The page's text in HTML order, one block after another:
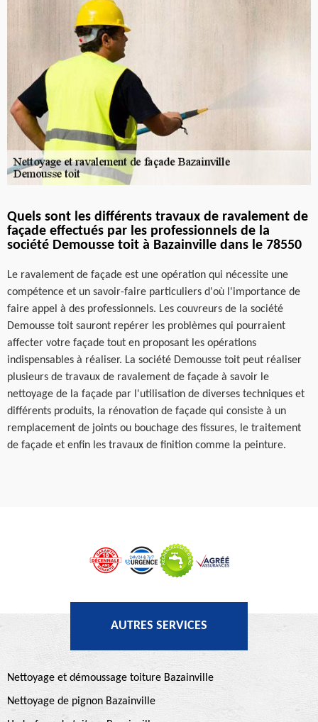
Quels sont les différents travaux de ravalement de
façade effectués par les professionnels de la
société Demousse toit à Bazainville dans le 78550
Le ravalement de façade est une opération qui nécessite une
compétence et un savoir-faire particuliers d'où l'importance de
faire appel à des professionnels. Les couvreurs de la société
Demousse toit sauront repérer les problèmes qui pourraient
affecter votre façade tout en proposant les opérations
indispensables à réaliser. La société Demousse toit peut réaliser
plusieurs de travaux de ravalement de façade à savoir le
nettoyage de la façade par l'utilisation de diverses techniques et
différents produits, la rénovation de façade qui consiste à un
remplacement de joints ou bouchage des fissures, le traitement
de façade et enfin les travaux de finition comme la peinture.
AUTRES SERVICES
Nettoyage et démoussage toiture Bazainville
Nettoyage de pignon Bazainville